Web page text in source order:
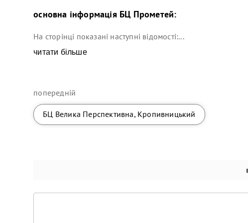
основна інформаціяБЦ Прометей:
На сторінці показані наступні відомості:...
читати більше
попередній
БЦ Велика Перспективна, Кропивницький